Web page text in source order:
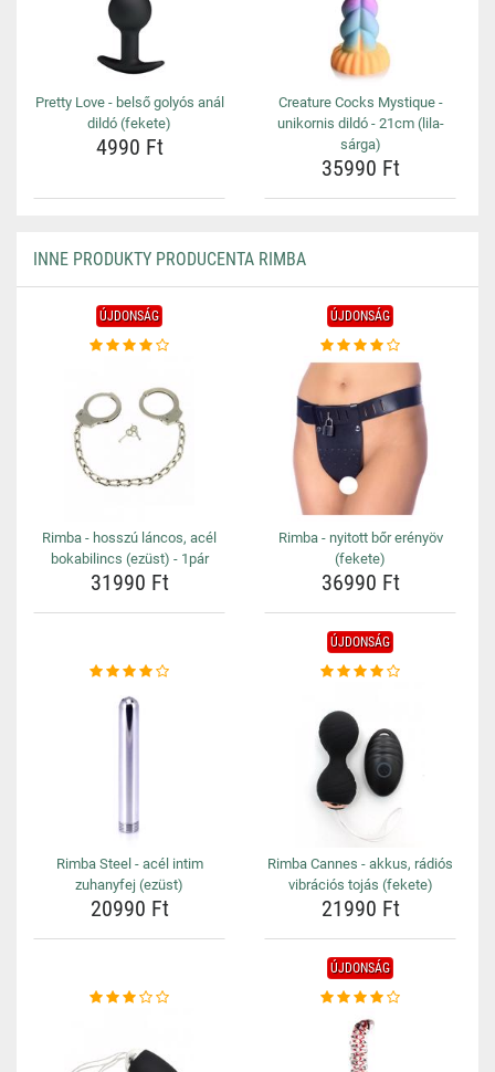
Pretty Love - belső golyós anál
dildó (fekete)
4990 Ft
Creature Cocks Mystique -
unikornis dildó - 21cm (lila-
sárga)
35990 Ft
INNE PRODUKTY PRODUCENTA RIMBA
ÚJDONSÁG
Rimba - hosszú láncos, acél
bokabilincs (ezüst) - 1pár
31990 Ft
ÚJDONSÁG
Rimba - nyitott bőr erényöv
(fekete)
36990 Ft
Rimba Steel - acél intim
zuhanyfej (ezüst)
20990 Ft
ÚJDONSÁG
Rimba Cannes - akkus, rádiós
vibrációs tojás (fekete)
21990 Ft
ÚJDONSÁG